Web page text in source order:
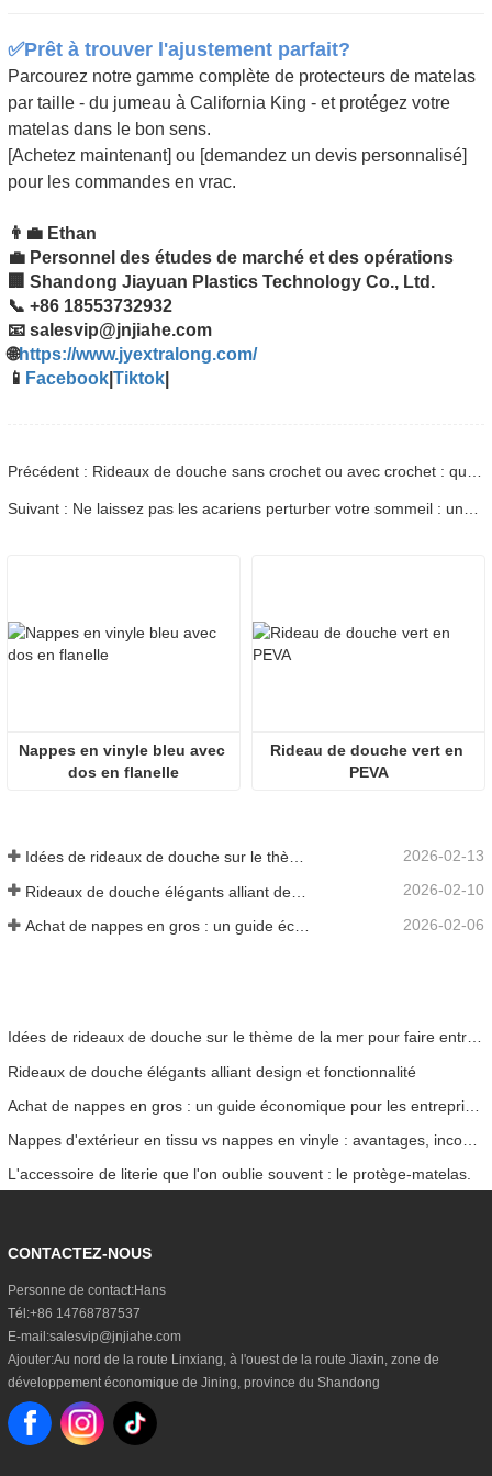
✅Prêt à trouver l'ajustement parfait?
Parcourez notre gamme complète de protecteurs de matelas
par taille - du jumeau à California King - et protégez votre
matelas dans le bon sens.
[Achetez maintenant] ou [demandez un devis personnalisé]
pour les commandes en vrac.
👨‍💼 Ethan
💼 Personnel des études de marché et des opérations
🏢 Shandong Jiayuan Plastics Technology Co., Ltd.
📞 +86 18553732932
📧 salesvip@jnjiahe.com
🌐https://www.jyextralong.com/
📱 Facebook Tiktok
Nappes en vinyle bleu avec
dos en flanelle
Rideau de douche vert en
PEVA
Idées de rideaux de douche sur le thème de la mer pour faire entrer l'océan dans votre maison 2026-02-13
2026-02-10
2026-02-06
Idées de rideaux de douche sur le thème de la mer pour faire entrer l'océan dans votre maison
Rideaux de douche élégants alliant design et fonctionnalité
L'accessoire de literie que l'on oublie souvent : le protège-matelas.
CONTACTEZ-NOUS
Personne de contact:Hans
Tél:+86 14768787537
E-mail:salesvip@jnjiahe.com
Ajouter:Au nord de la route Linxiang, à l'ouest de la route Jiaxin, zone de
développement économique de Jining, province du Shandong